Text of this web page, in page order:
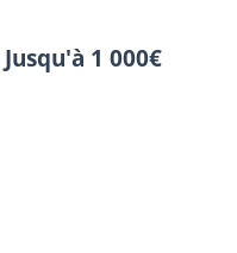
Jusqu'à 1 000€